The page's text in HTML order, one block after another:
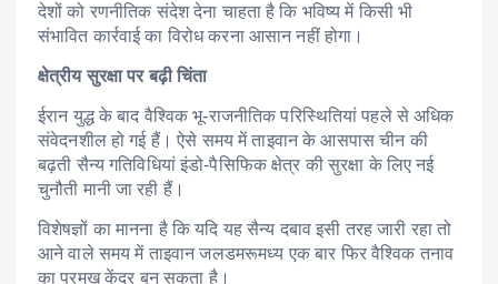
देशों को रणनीतिक संदेश देना चाहता है कि भविष्य में किसी भी
संभावित कार्रवाई का विरोध करना आसान नहीं होगा।
क्षेत्रीय सुरक्षा पर बढ़ी चिंता
ईरान युद्ध के बाद वैश्विक भू-राजनीतिक परिस्थितियां पहले से अधिक
संवेदनशील हो गई हैं। ऐसे समय में ताइवान के आसपास चीन की
बढ़ती सैन्य गतिविधियां इंडो-पैसिफिक क्षेत्र की सुरक्षा के लिए नई
चुनौती मानी जा रही हैं।
विशेषज्ञों का मानना है कि यदि यह सैन्य दबाव इसी तरह जारी रहा तो
आने वाले समय में ताइवान जलडमरूमध्य एक बार फिर वैश्विक तनाव
का प्रमुख केंद्र बन सकता है।